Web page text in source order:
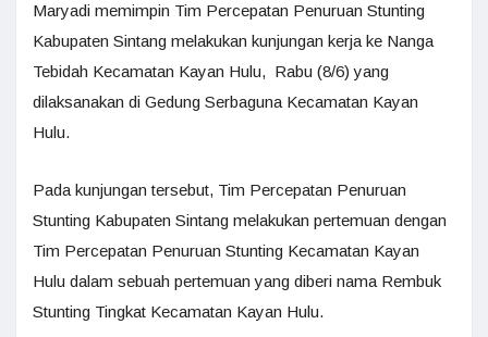
Maryadi memimpin Tim Percepatan Penuruan Stunting
Kabupaten Sintang melakukan kunjungan kerja ke Nanga
Tebidah Kecamatan Kayan Hulu, Rabu (8/6) yang
dilaksanakan di Gedung Serbaguna Kecamatan Kayan
Hulu.
Pada kunjungan tersebut, Tim Percepatan Penuruan
Stunting Kabupaten Sintang melakukan pertemuan dengan
Tim Percepatan Penuruan Stunting Kecamatan Kayan
Hulu dalam sebuah pertemuan yang diberi nama Rembuk
Stunting Tingkat Kecamatan Kayan Hulu.